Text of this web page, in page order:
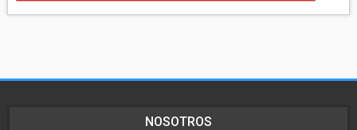
NOSOTROS